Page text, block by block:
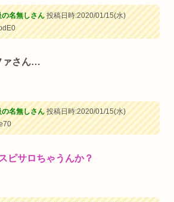
名無しさん投稿日時:2020/01/15(水)
ァさん…
名無しさん投稿日時:2020/01/15(水)
ピサロちゃうんか？